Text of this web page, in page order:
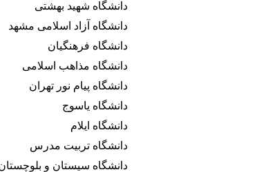
دانشگاه شهید بهشتی
دانشگاه آزاد اسلامی مشهد
دانشگاه فرهنگیان
دانشگاه مذاهب اسلامی
دانشگاه پیام نور تهران
دانشگاه یاسوج
دانشگاه ایلام
دانشگاه تربیت مدرس
دانشگاه سیستان و